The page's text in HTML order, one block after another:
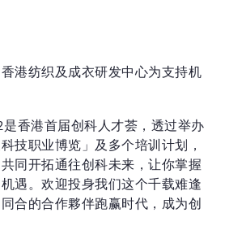
港纺织及成衣研发中心为支持机
香港首届创科人才荟，透过举办
技职业博览」及多个培训计划，
同开拓通往创科未来，让你掌握
遇。欢迎投身我们这个千载难逢
合的合作夥伴跑赢时代，成为创